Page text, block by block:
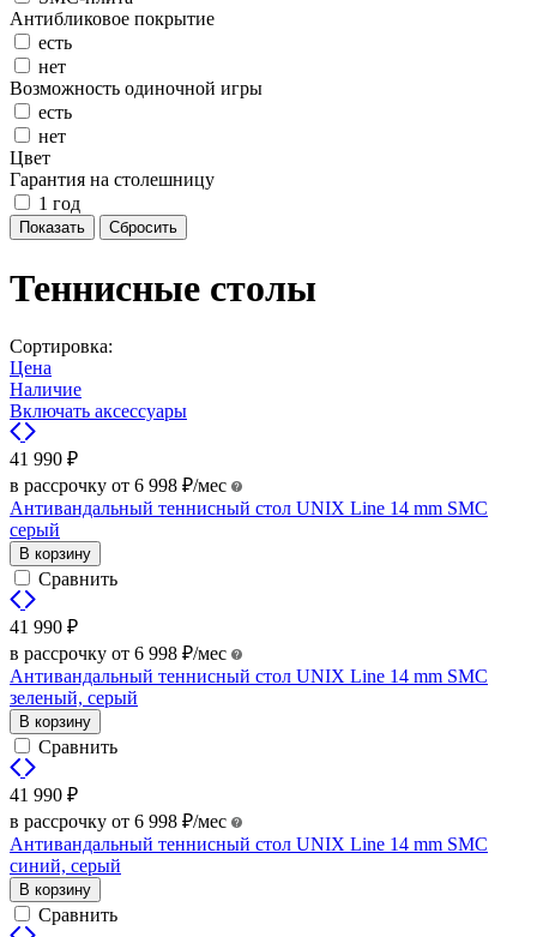
Антибликовое покрытие
есть
нет
Возможность одиночной игры
есть
нет
Цвет
Гарантия на столешницу
1 год
Теннисные столы
Сортировка:
Цена
Наличие
Включать аксессуары
41 990 ₽
в рассрочку от 6 998 ₽/мес
Антивандальный теннисный стол UNIX Line 14 mm SMC
серый
В корзину
Сравнить
41 990 ₽
в рассрочку от 6 998 ₽/мес
Антивандальный теннисный стол UNIX Line 14 mm SMC
зеленый, серый
В корзину
Сравнить
41 990 ₽
в рассрочку от 6 998 ₽/мес
Антивандальный теннисный стол UNIX Line 14 mm SMC
синий, серый
В корзину
Сравнить